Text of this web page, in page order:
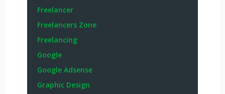
Freelancer
Freelancers Zone
Freelancing
Google
Google Adsense
Graphic Design